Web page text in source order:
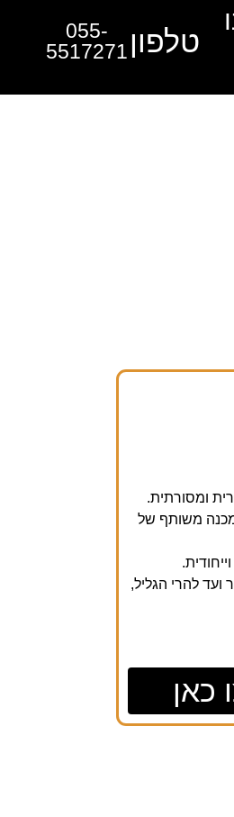
טלפון
055-
5517271
ומסורתית.
מכנה משותף של
ועד להרי הגליל,
כאן